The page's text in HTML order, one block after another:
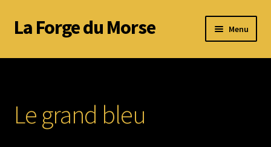
Aller
à
Aller
au
La Forge du Morse Menu
Accueil
Réalisations
Le grand bleu